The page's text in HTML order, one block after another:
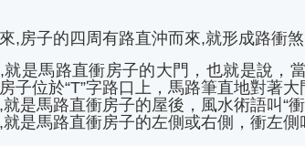
,房子的四周有路直沖而來,就形成路衝
就是馬路直衝房子的大門，也就是說，
子位於“T”字路口上，馬路筆直地對著
是馬路直衝房子的屋後，風水術語叫“衝
是馬路直衝房子的左側或右側，衝左側